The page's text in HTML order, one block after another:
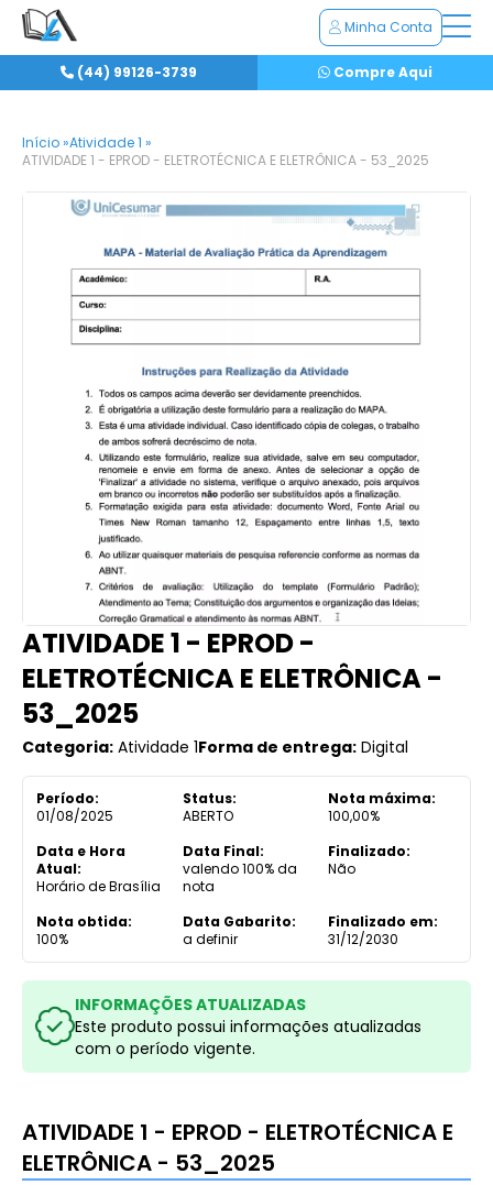
Minha Conta
(44) 99126-3739 Compre Aqui
Início »Atividade 1 »
ATIVIDADE 1 - EPROD - ELETROTÉCNICA E ELETRÔNICA - 53_2025
ATIVIDADE 1 - EPROD -
ELETROTÉCNICA E ELETRÔNICA -
53_2025
Categoria: Atividade 1Forma de entrega: Digital
Período:
01/08/2025
Status:
ABERTO
Nota máxima:
100,00%
Data e Hora
Atual:
Horário de Brasília
Data Final:
valendo 100% da
nota
Finalizado:
Não
Nota obtida:
100%
Data Gabarito:
a definir
Finalizado em:
31/12/2030
INFORMAÇÕES ATUALIZADAS
Este produto possui informações atualizadas
com o período vigente.
ATIVIDADE 1 - EPROD - ELETROTÉCNICA E
ELETRÔNICA - 53_2025